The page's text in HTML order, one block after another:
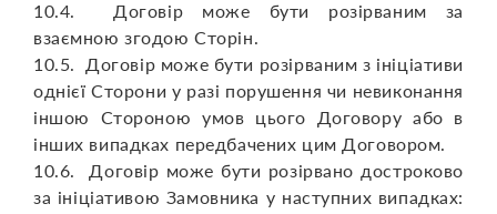
10.4. Договір може бути розірваним за
взаємною згодою Сторін.
10.5. Договір може бути розірваним з ініціативи
однієї Сторони у разі порушення чи невиконання
іншою Стороною умов цього Договору або в
інших випадках передбачених цим Договором.
10.6. Договір може бути розірвано достроково
за ініціативою Замовника у наступних випадках: